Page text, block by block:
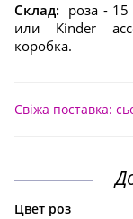
Склад: роза -
или Kinder
коробка.
Свіжа поставка:
Цвет роз